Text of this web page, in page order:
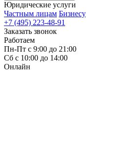
Юридические услуги
Частным лицам Бизнесу
+7 (495) 223-48-91
Заказать звонок
Работаем
Пн-Пт с 9:00 до 21:00
Сб с 10:00 до 14:00
Онлайн